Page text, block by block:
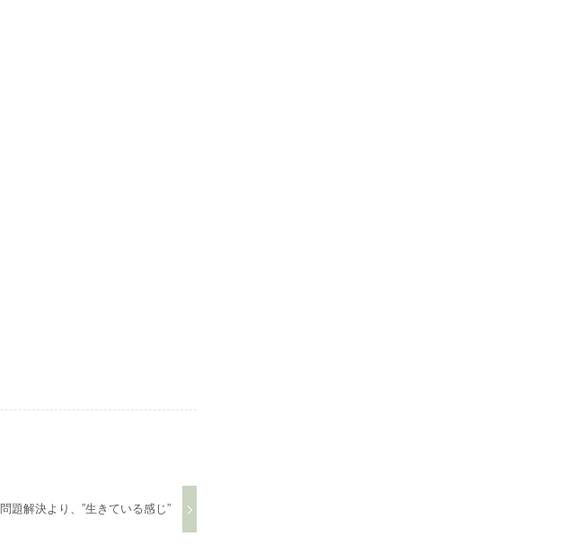
問題解決より、”生きている感じ”